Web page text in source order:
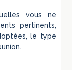
vous ne
pertinents,
le type